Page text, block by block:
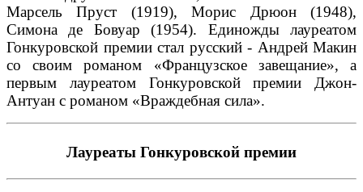
Марсель Пруст (1919), Морис Дрюон (1948),
Симона де Бовуар (1954). Единожды лауреатом
Гонкуровской премии стал русский - Андрей Макин
со своим романом «Французское завещание», а
первым лауреатом Гонкуровской премии Джон-
Антуан с романом «Враждебная сила».
Лауреаты Гонкуровской премии